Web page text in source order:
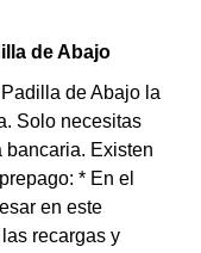
de Abajo
de Abajo la
Solo necesitas
bancaria. Existen
* En el
en este
recargas y